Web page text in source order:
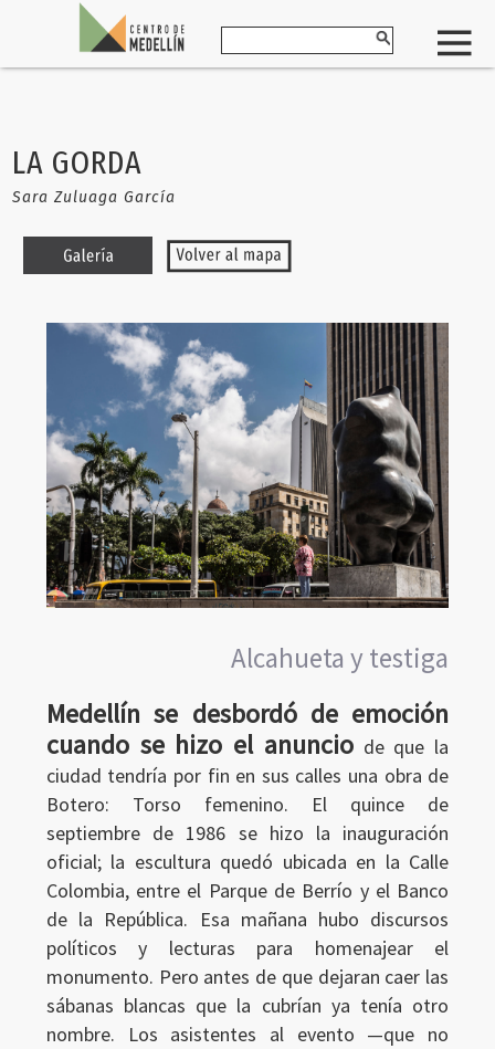
LA GORDA
Sara Zuluaga García
Alcahueta y testiga
Medellín se desbordó de emoción
cuando se hizo el anunciode que la
ciudad tendría por fin en sus calles una obra de
Botero: Torso femenino. El quince de
septiembre de 1986 se hizo la inauguración
oficial; la escultura quedó ubicada en la Calle
Colombia, entre el Parque de Berrío y el Banco
de la República. Esa mañana hubo discursos
políticos y lecturas para homenajear el
monumento. Pero antes de que dejaran caer las
sábanas blancas que la cubrían ya tenía otro
nombre. Los asistentes al evento —que no